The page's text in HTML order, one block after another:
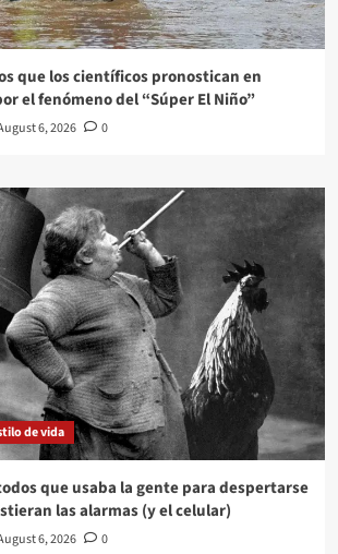
que los científicos pronostican en
el fenómeno del “Súper El Niño”
6, 2026 0
de vida
que usaba la gente para despertarse
las alarmas (y el celular)
6, 2026 0